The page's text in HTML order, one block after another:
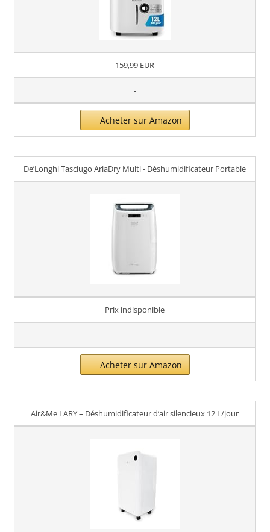
159,99 EUR
-
Acheter sur Amazon
De’Longhi Tasciugo AriaDry Multi - Déshumidificateur Portable
Prix indisponible
-
Acheter sur Amazon
Air&Me LARY – Déshumidificateur d’air silencieux 12 L/jour